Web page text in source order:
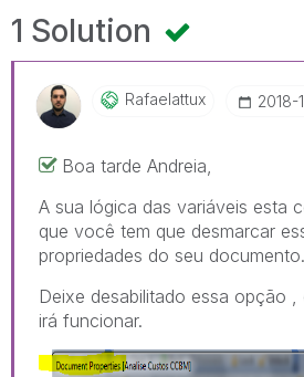
1 Solution
Rafaelattux ‎2018-
Boa tarde Andreia,
A sua lógica das variáveis esta
que você tem que desmarcar
propriedades do seu documento.
Deixe desabilitado essa opção
irá funcionar.